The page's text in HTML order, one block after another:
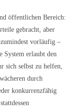
öffentlichen Bereich:
gebracht, aber
vorläufig –
System erlaubt den
sich selbst zu helfen,
durch
konkurrenzfähig